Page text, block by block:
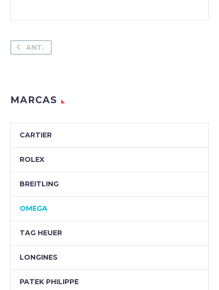
ANT.
MARCAS
CARTIER
ROLEX
BREITLING
OMEGA
TAG HEUER
LONGINES
PATEK PHILIPPE